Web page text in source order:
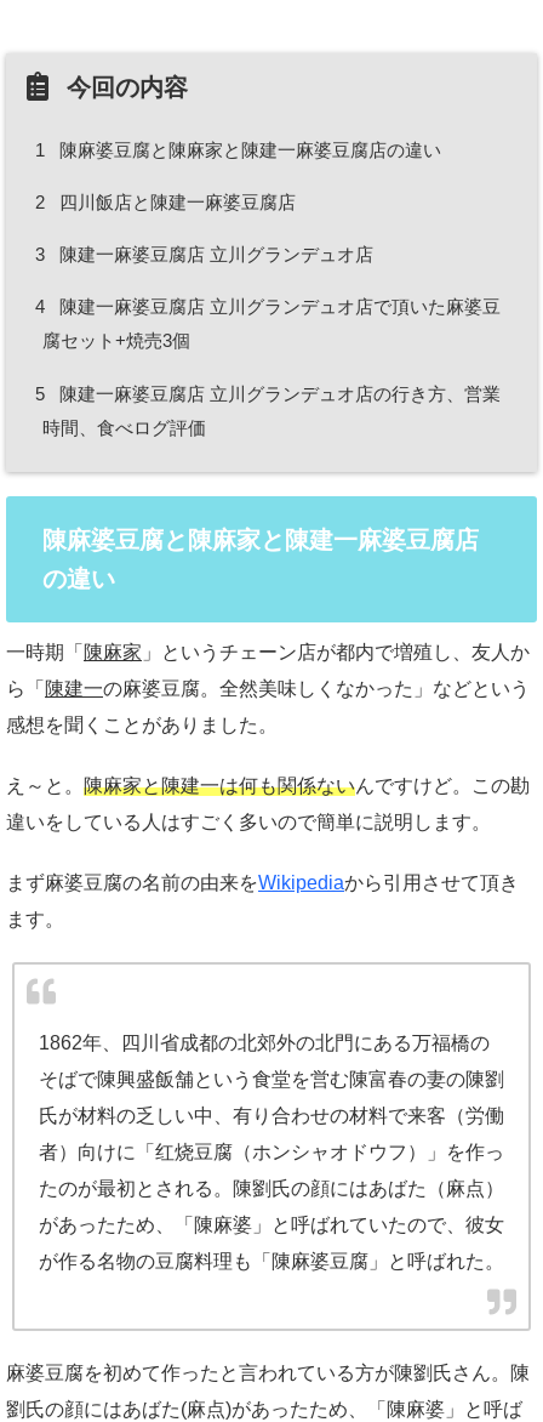
今回の内容
1 陳麻婆豆腐と陳麻家と陳建一麻婆豆腐店の違い
2 四川飯店と陳建一麻婆豆腐店
3 陳建一麻婆豆腐店 立川グランデュオ店
4
陳建一麻婆豆腐店 立川グランデュオ店で頂いた麻婆豆
腐セット+焼売3個
5
陳建一麻婆豆腐店 立川グランデュオ店の行き方、営業
時間、食べログ評価
陳麻婆豆腐と陳麻家と陳建一麻婆豆腐店
の違い
一時期「 陳麻家 」というチェーン店が都内で増殖し、友人か
ら「 陳建一の麻婆豆腐。全然美味しくなかった」などという
感想を聞くことがありました。
え～と。 陳麻家と陳建一は何も関係ないんですけど。この勘
違いをしている人はすごく多いので簡単に説明します。
まず麻婆豆腐の名前の由来をWikipediaから引用させて頂き
ます。
1862年、四川省成都の北郊外の北門にある万福橋の
そばで陳興盛飯舗という食堂を営む陳富春の妻の陳劉
氏が材料の乏しい中、有り合わせの材料で来客（労働
者）向けに「红烧豆腐（ホンシャオドウフ）」を作っ
たのが最初とされる。陳劉氏の顔にはあばた（麻点）
があったため、「陳麻婆」と呼ばれていたので、彼女
が作る名物の豆腐料理も「陳麻婆豆腐」と呼ばれた。
麻婆豆腐を初めて作ったと言われている方が陳劉氏さん。陳
劉氏の顔にはあばた(麻点)があったため、「陳麻婆」と呼ば